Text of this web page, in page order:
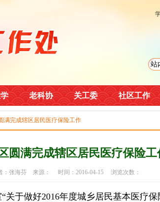
老科协 关工委 社区工作
满完成辖区居民医疗保险工作
圆满完成辖区居民医疗保险工
：张海芬 来源： 时间：2016-04-15 浏览次数：
关于做好2016年度城乡居民基本医疗